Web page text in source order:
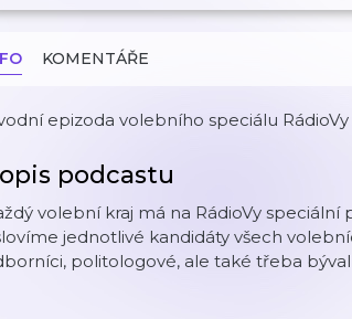
KOMENTÁŘE
epizoda volebního speciálu RádioVy
podcastu
volební kraj má na RádioVy
jednotlivé kandidáty všech
politologové, ale také třeba